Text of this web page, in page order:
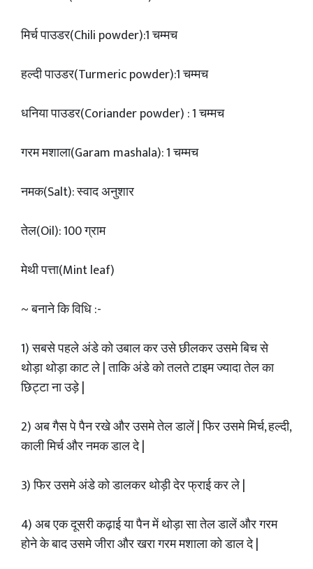
मिर्च पाउडर(Chili powder):1 चम्मच
हल्दी पाउडर(Turmeric powder):1 चम्मच
धनिया पाउडर(Coriander powder) : 1 चम्मच
गरम मशाला(Garam mashala): 1 चम्मच
नमक(Salt): स्वाद अनुशार
तेल(Oil): 100 ग्राम
मेथी पत्ता(Mint leaf)
~ बनाने कि विधि :-
1) सबसे पहले अंडे को उबाल कर उसे छीलकर उसमे बिच से
थोड़ा थोड़ा काट ले | ताकि अंडे को तलते टाइम ज्यादा तेल का
छिट्टा ना उड़े |
2) अब गैस पे पैन रखे और उसमे तेल डालें | फिर उसमे मिर्च, हल्दी,
काली मिर्च और नमक डाल दे |
3) फिर उसमे अंडे को डालकर थोड़ी देर फ्राई कर ले |
4) अब एक दूसरी कढ़ाई या पैन में थोड़ा सा तेल डालें और गरम
होने के बाद उसमे जीरा और खरा गरम मशाला को डाल दे |